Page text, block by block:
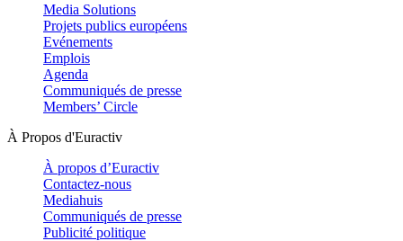
Media Solutions
Projets publics européens
Evénements
Emplois
Agenda
Communiqués de presse
Members’ Circle
À Propos d'Euractiv
À propos d’Euractiv
Contactez-nous
Mediahuis
Communiqués de presse
Publicité politique